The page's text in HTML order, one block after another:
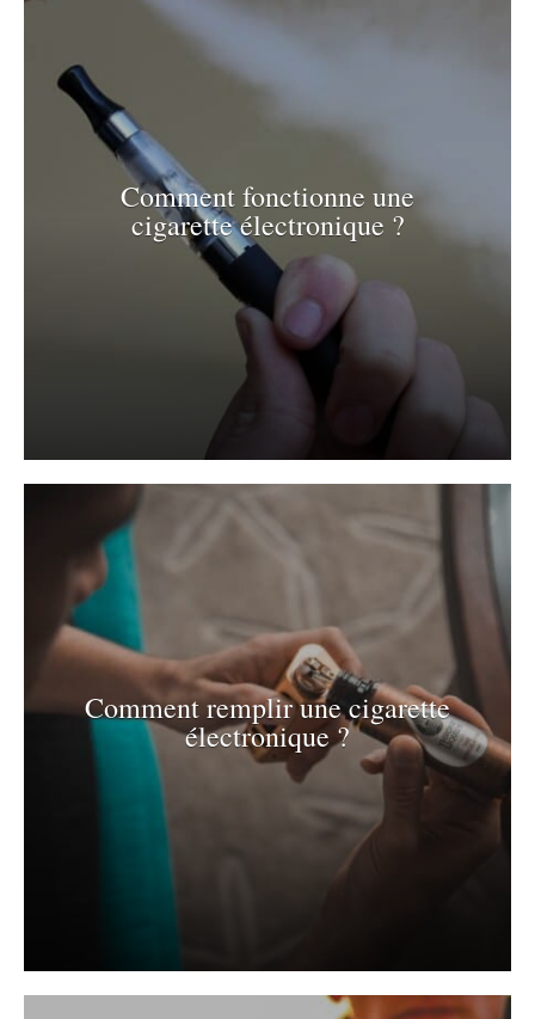
Comment fonctionne une
cigarette électronique ?
Comment remplir une cigarette
électronique ?